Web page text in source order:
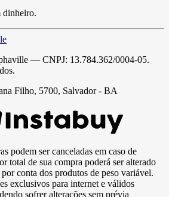
dinheiro.
— CNPJ: 13.784.362/0004-05.
Filho, 5700, Salvador - BA
podem ser canceladas em caso de
total de sua compra poderá ser alterado
conta dos produtos de peso variável.
exclusivos para internet e válidos
sofrer alterações sem prévia